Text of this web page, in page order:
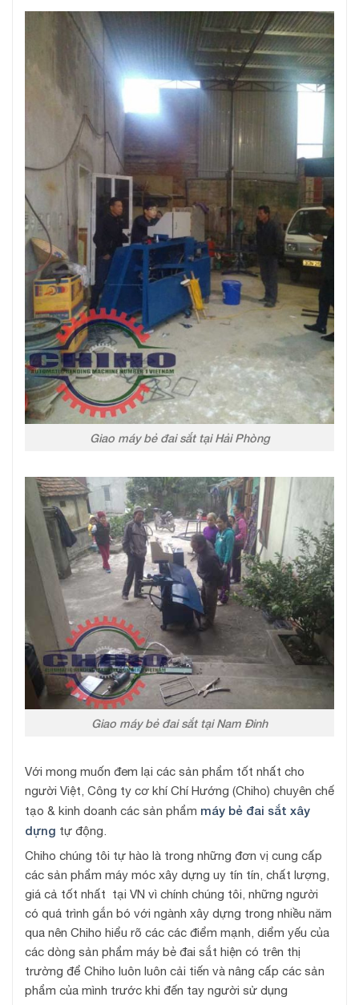
Giao máy bẻ đai sắt tại Hải Phòng
Giao máy bẻ đai sắt tại Nam Đinh
Với mong muốn đem lại các sản phẩm tốt nhất cho
người Việt, Công ty cơ khí Chí Hướng (Chiho) chuyên chế
tạo & kinh doanh các sản phẩm máy bẻ đai sắt xây
dựng tự động.
Chiho chúng tôi tự hào là trong những đơn vị cung cấp
các sản phẩm máy móc xây dựng uy tín tín, chất lượng,
giá cả tốt nhất tại VN vì chính chúng tôi, những người
có quá trình gắn bó với ngành xây dựng trong nhiều năm
qua nên Chiho hiểu rõ các các điểm mạnh, diểm yếu của
các dòng sản phẩm máy bẻ đai sắt hiện có trên thị
trường để Chiho luôn luôn cải tiến và nâng cấp các sản
phẩm của mình trước khi đến tay người sử dụng